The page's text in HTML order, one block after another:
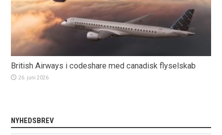
British Airways i codeshare med canadisk flyselskab
26. juni 2026
NYHEDSBREV